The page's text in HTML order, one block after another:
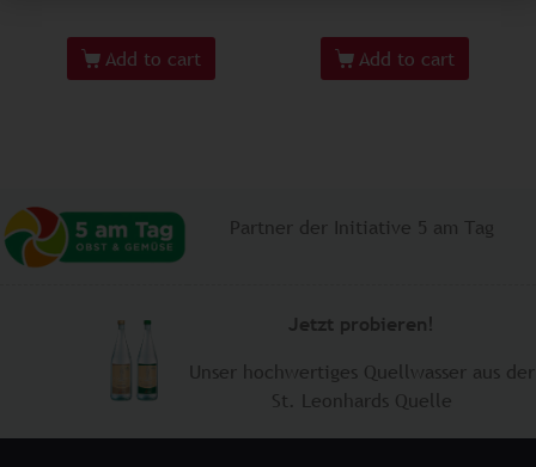
Add to cart Add to cart
Partner der Initiative 5 am Tag
Jetzt probieren!
Unser hochwertiges Quellwasser aus der
​St. Leonhards Quelle